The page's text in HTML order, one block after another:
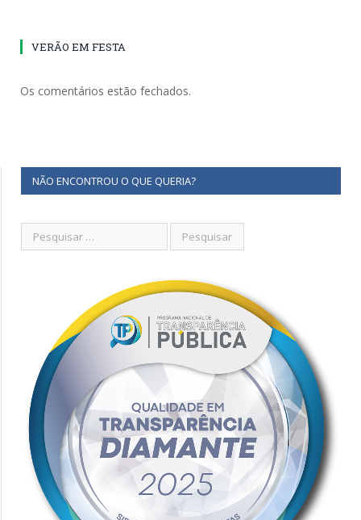
VERÃO EM FESTA
Os comentários estão fechados.
NÃO ENCONTROU O QUE QUERIA?